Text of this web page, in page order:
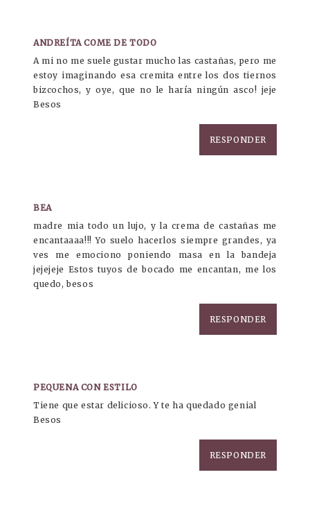
ANDREÍTA COME DE TODO
A mi no me suele gustar mucho las castañas, pero me
estoy imaginando esa cremita entre los dos tiernos
bizcochos, y oye, que no le haría ningún asco! jeje
Besos
RESPONDER
BEA
madre mia todo un lujo, y la crema de castañas me
encantaaaa!!! Yo suelo hacerlos siempre grandes, ya
ves me emociono poniendo masa en la bandeja
jejejeje Estos tuyos de bocado me encantan, me los
quedo, besos
RESPONDER
PEQUENA CON ESTILO
Tiene que estar delicioso. Y te ha quedado genial
Besos
RESPONDER